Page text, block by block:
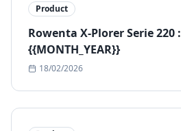
Product
Rowenta X-Plorer Serie 220
{{MONTH_YEAR}}
18/02/2026